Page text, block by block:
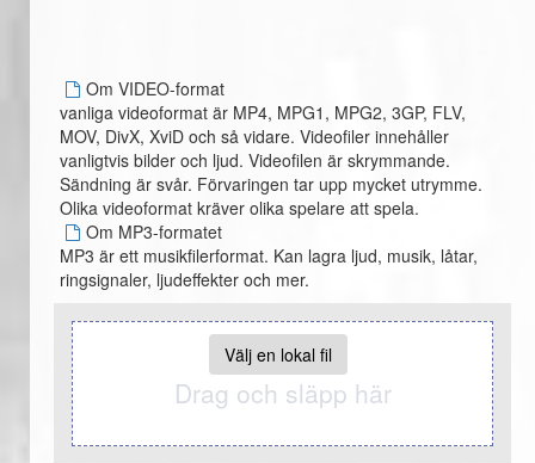
Om VIDEO-format
vanliga videoformat är MP4, MPG1, MPG2, 3GP, FLV,
MOV, DivX, XviD och så vidare. Videofiler innehåller
vanligtvis bilder och ljud. Videofilen är skrymmande.
Sändning är svår. Förvaringen tar upp mycket utrymme.
Olika videoformat kräver olika spelare att spela.
Om MP3-formatet
MP3 är ett musikfilerformat. Kan lagra ljud, musik, låtar,
ringsignaler, ljudeffekter och mer.
Välj en lokal fil
Drag och släpp här